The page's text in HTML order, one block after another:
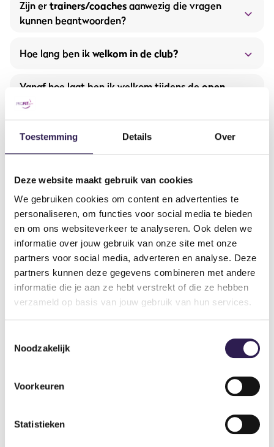
Toestemming Details Over
Deze website maakt gebruik van cookies
We gebruiken cookies om content en advertenties te
personaliseren, om functies voor social media te bieden
en om ons websiteverkeer te analyseren. Ook delen we
informatie over jouw gebruik van onze site met onze
partners voor social media, adverteren en analyse. Deze
partners kunnen deze gegevens combineren met andere
informatie die je aan ze hebt verstrekt of die ze hebben
verzameld op basis van jouw gebruik van hun services.
Noodzakelijk
Voorkeuren
Statistieken
Zijn ertrainers/coachesaanwezig die vragen
kunnen beantwoorden?
Hoe lang ben ikwelkom in de club?
Vanaf hoe laat ben ik welkom tijdens de open
dagen?
Maandag 27 september:
Woensdag 29 september:
Zaterdag 2 oktober:
Kan ik jullie ook een keerproberen
OOKALL-IN FITNESS?
Schrijf je nu in
Sportschool Amsterdam
Sportschool Hilversum